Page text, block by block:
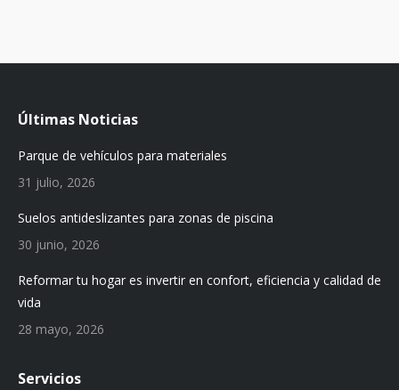
Últimas Noticias
Parque de vehículos para materiales
31 julio, 2026
Suelos antideslizantes para zonas de piscina
30 junio, 2026
Reformar tu hogar es invertir en confort, eficiencia y calidad de
vida
28 mayo, 2026
Servicios